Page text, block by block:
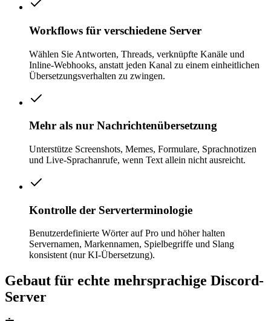
Workflows für verschiedene Server
Wählen Sie Antworten, Threads, verknüpfte Kanäle und
Inline-Webhooks, anstatt jeden Kanal zu einem einheitlichen
Übersetzungsverhalten zu zwingen.
Mehr als nur Nachrichtenübersetzung
Unterstütze Screenshots, Memes, Formulare, Sprachnotizen
und Live-Sprachanrufe, wenn Text allein nicht ausreicht.
Kontrolle der Serverterminologie
Benutzerdefinierte Wörter auf Pro und höher halten
Servernamen, Markennamen, Spielbegriffe und Slang
konsistent (nur KI-Übersetzung).
Gebaut für echte mehrsprachige Discord-
Server